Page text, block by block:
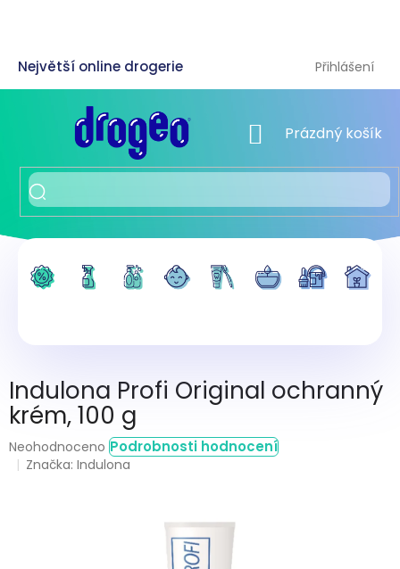
Přihlášení
NÁKUPNÍ KOŠÍK
Prázdný košík
Indulona Profi Original ochranný
krém, 100 g
Průměrné
hodnocení
Neohodnoceno Podrobnosti hodnocení
Značka:Indulona